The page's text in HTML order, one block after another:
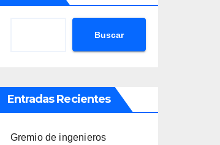
Buscar
Entradas Recientes
Gremio de ingenieros